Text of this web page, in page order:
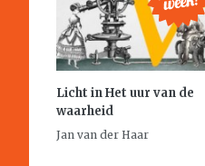
Licht inHet uur van de
waarheid
Jan van der Haar